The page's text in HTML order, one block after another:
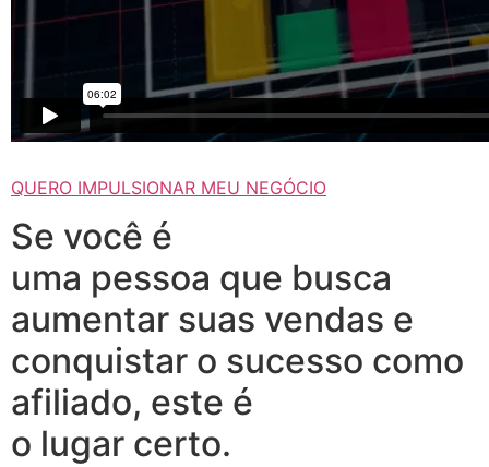
QUERO IMPULSIONAR MEU NEGÓCIO
Se você é
uma pessoa que busca
aumentar suas vendas e
conquistar o sucesso como
afiliado, este é
o lugar certo.